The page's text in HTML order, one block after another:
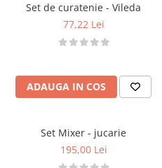
Set de curatenie - Vileda
77,22 Lei
ADAUGA IN COS
Set Mixer - jucarie
195,00 Lei